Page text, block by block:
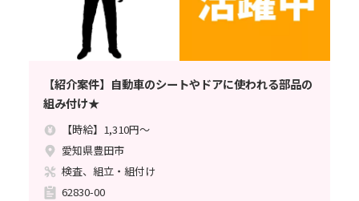
【紹介案件】自動車のシートやドアに使われる部品の
組み付け★
【時給】1,310円～
愛知県豊田市
検査、組立・組付け
62830-00